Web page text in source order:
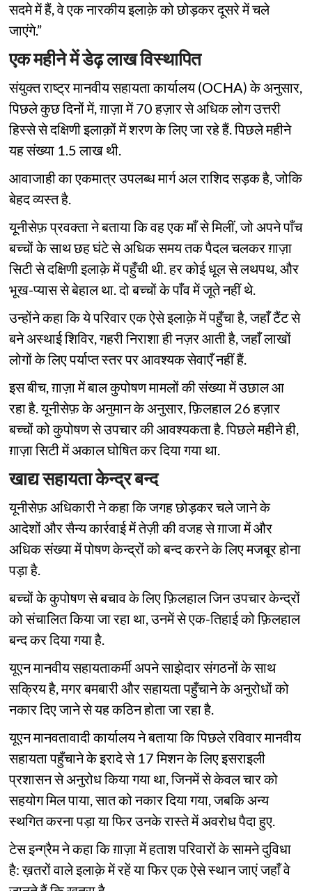
सदमे में हैं, वे एक नारकीय इलाक़े को छोड़कर दूसरे में चले
जाएंगे.”
एक महीने में डेढ़ लाख विस्थापित
संयुक्त राष्ट्र मानवीय सहायता कार्यालय (OCHA) के अनुसार,
पिछले कुछ दिनों में, ग़ाज़ा में 70 हज़ार से अधिक लोग उत्तरी
हिस्से से दक्षिणी इलाक़ों में शरण के लिए जा रहे हैं. पिछले महीने
यह संख्या 1.5 लाख थी.
आवाजाही का एकमात्र उपलब्ध मार्ग अल राशिद सड़क है, जोकि
बेहद व्यस्त है.
यूनीसेफ़ प्रवक्ता ने बताया कि वह एक माँ से मिलीं, जो अपने पाँच
बच्चों के साथ छह घंटे से अधिक समय तक पैदल चलकर ग़ाज़ा
सिटी से दक्षिणी इलाक़े में पहुँची थी. हर कोई धूल से लथपथ, और
भूख-प्यास से बेहाल था. दो बच्चों के पाँव में जूते नहीं थे.
उन्होंने कहा कि ये परिवार एक ऐसे इलाक़े में पहुँचा है, जहाँ टैंट से
बने अस्थाई शिविर, गहरी निराशा ही नज़र आती है, जहाँ लाखों
लोगों के लिए पर्याप्त स्तर पर आवश्यक सेवाएँ नहीं हैं.
इस बीच, ग़ाज़ा में बाल कुपोषण मामलों की संख्या में उछाल आ
रहा है. यूनीसेफ़ के अनुमान के अनुसार, फ़िलहाल 26 हज़ार
बच्चों को कुपोषण से उपचार की आवश्यकता है. पिछले महीने ही,
ग़ाज़ा सिटी में अकाल घोषित कर दिया गया था.
खाद्य सहायता केन्द्र बन्द
यूनीसेफ़ अधिकारी ने कहा कि जगह छोड़कर चले जाने के
आदेशों और सैन्य कार्रवाई में तेज़ी की वजह से ग़ाजा में और
अधिक संख्या में पोषण केन्द्रों को बन्द करने के लिए मजबूर होना
पड़ा है.
बच्चों के कुपोषण से बचाव के लिए फ़िलहाल जिन उपचार केन्द्रों
को संचालित किया जा रहा था, उनमें से एक-तिहाई को फ़िलहाल
बन्द कर दिया गया है.
यूएन मानवीय सहायताकर्मी अपने साझेदार संगठनों के साथ
सक्रिय है, मगर बमबारी और सहायता पहुँचाने के अनुरोधों को
नकार दिए जाने से यह कठिन होता जा रहा है.
यूएन मानवतावादी कार्यालय ने बताया कि पिछले रविवार मानवीय
सहायता पहुँचाने के इरादे से 17 मिशन के लिए इसराइली
प्रशासन से अनुरोध किया गया था, जिनमें से केवल चार को
सहयोग मिल पाया, सात को नकार दिया गया, जबकि अन्य
स्थगित करना पड़ा या फिर उनके रास्ते में अवरोध पैदा हुए.
टेस इन्ग्रैम ने कहा कि ग़ाज़ा में हताश परिवारों के सामने दुविधा
है: ख़तरों वाले इलाक़े में रहें या फिर एक ऐसे स्थान जाएं जहाँ वे